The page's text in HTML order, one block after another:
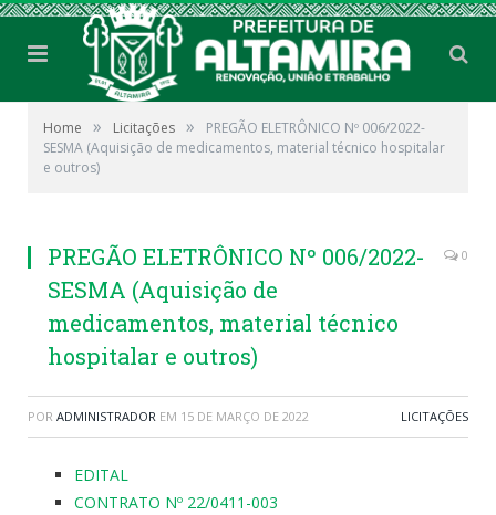
Home » Licitações »
PREGÃO ELETRÔNICO Nº 006/2022-
SESMA (Aquisição de medicamentos, material técnico hospitalar
e outros)
PREGÃO ELETRÔNICO Nº 006/2022-
SESMA (Aquisição de
medicamentos, material técnico
hospitalar e outros)
0
POR ADMINISTRADOR EM 15 DE MARÇO DE 2022 LICITAÇÕES
EDITAL
CONTRATO Nº 22/0411-003